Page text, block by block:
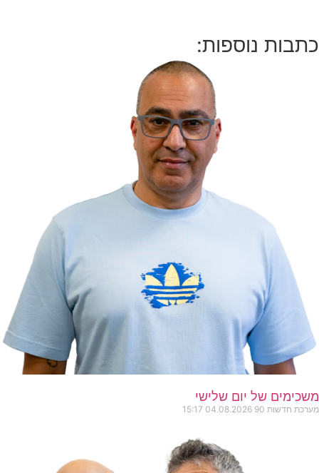
כתבות נוספות:
משכימים של יום שלישי
מערכת חדשות 90 04.08.2026
15:17